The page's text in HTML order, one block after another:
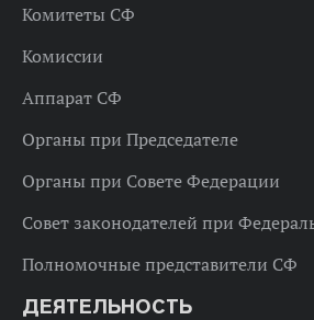
Комитеты СФ
Комиссии
Аппарат СФ
Органы при Председателе
Органы при Совете Федерации
Совет законодателей при
Полномочные представители СФ
ДЕЯТЕЛЬНОСТЬ